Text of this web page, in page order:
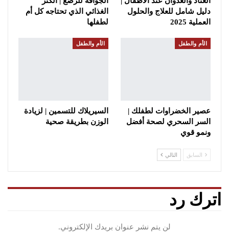
دليل شامل للعلاج والحلول
العملية 2025
الغذائي الذي تحتاجه كل أم
لطفلها
الأم والطفل
عصير الخضراوات لطفلك |
السر السحري لصحة أفضل
ونمو قوي
الأم والطفل
السيريلاك للتسمين | لزيادة
الوزن بطريقة صحية
السابق التالي
اترك رد
لن يتم نشر عنوان بريدك الإلكتروني.